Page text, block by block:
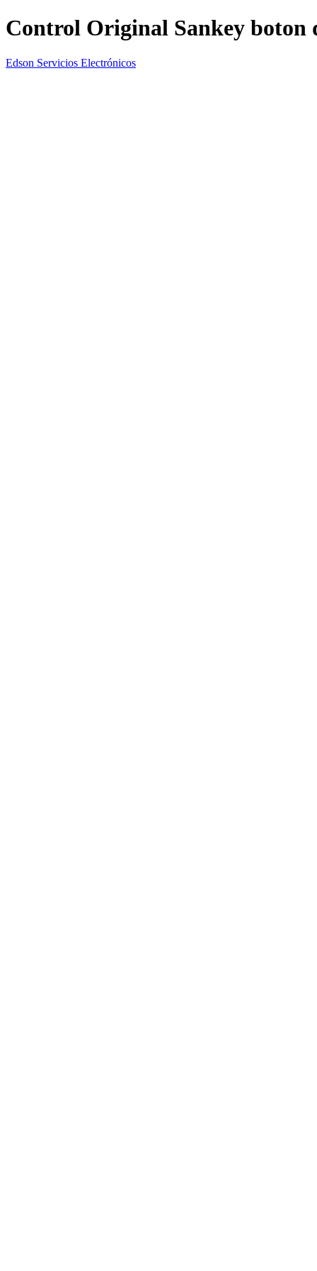
Control Original Sankey boton
Edson Servicios Electrónicos